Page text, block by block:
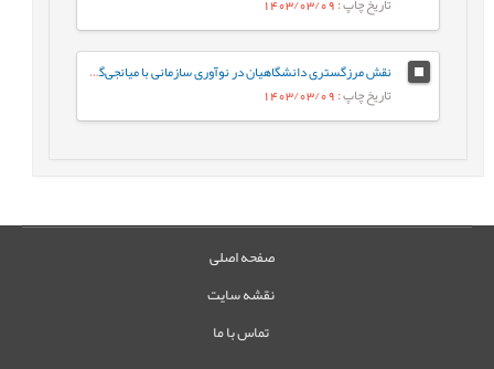
نقش مرزگستری دانشگاهیان در نوآوری سازمانی با میانجی‌گری چابکی سازمانی در دانشکده‌های فنی و مهندسی دانشگاه‌های دولتی شهر تهران
تاریخ چاپ: 1403/03/09
صفحه اصلی
نقشه سایت
تماس با ما